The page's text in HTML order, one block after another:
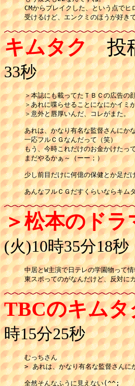
CMからブレイクした、という点でヒ
受けるけど、エンクミのほうが好き
キムタク投
33秒
＞本誌にも載ってたＴＢＣの広告の
＞あれに喋らせることになにかイミ
＞意外と唇厚いんだ、コレがまた。
あれは、かなり有名な監督さんにか
一応フルＣＧなんだって（笑）
もう、今時これだけのお金かけたっ
まだやるかぁ～（ーー；）
少し前目だけに何億の保健とか足だ
あんなフルＣＧだすくらいならキム
＞松本のドラ
(火)10時35分18秒
中居とW主演で日テレの学園物って
東スポってのがなんだけど、反対に
TBCのキムタ
時15分25秒
むっちさん
> あれは、かなり有名な監督さんに
全然そんなふうに見えない(^^;